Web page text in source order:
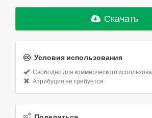
Скачать
Условия использования
Свободно для коммерческого
Атрибуция не требуется